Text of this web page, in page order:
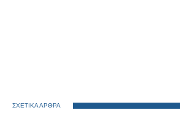
ΣΧΕΤΙΚΑ ΑΡΘΡΑ